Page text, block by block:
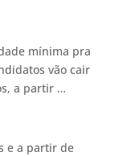
mínima pra
vão cair
a partir …
e a partir de